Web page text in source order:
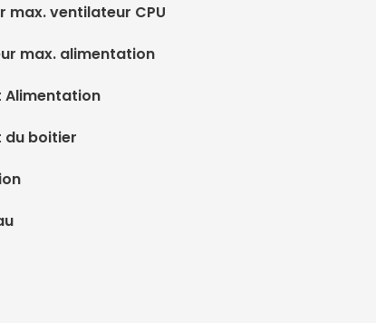
max. ventilateur CPU
max. alimentation
Alimentation
du boitier